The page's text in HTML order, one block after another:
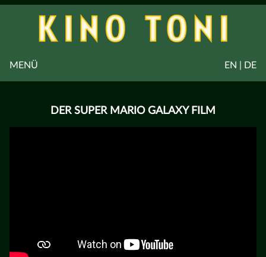
EN | DE
MENÜ
DER SUPER MARIO GALAXY FILM